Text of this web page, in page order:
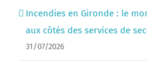
Incendies en Gironde : le
aux côtés des services de
31/07/2026